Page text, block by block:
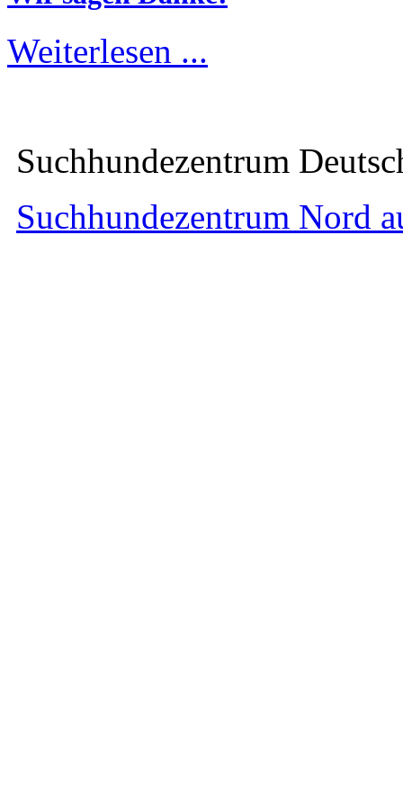
Weiterlesen ...
Suchhundezentrum
Suchhundezentrum Nord